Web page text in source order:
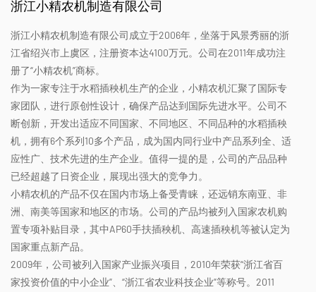
浙江小精农机制造有限公司
浙江小精农机制造有限公司成立于2006年，坐落于风景秀丽的浙
江省绍兴市上虞区，注册资本达4100万元。公司在2011年成功注
册了“小精农机”商标。
作为一家专注于水稻插秧机生产的企业，小精农机汇聚了国际专
家团队，进行原创性设计，确保产品达到国际先进水平。公司不
断创新，开发出适应不同国家、不同地区、不同品种的水稻插秧
机，拥有6个系列10多个产品，成为国内同行业中产品系列全、适
应性广、技术先进的生产企业。值得一提的是，公司的产品品种
已经超越了日资企业，展现出强大的竞争力。
小精农机的产品不仅在国内市场上备受青睐，还远销东南亚、非
洲、南美等国家和地区的市场。公司的产品均被列入国家农机购
置专项补贴目录，其中AP60手扶插秧机、高速插秧机等被认定为
国家重点新产品。
2009年，公司被列入国家产业振兴项目，2010年荣获“浙江省百
家投资价值的中小企业”、“浙江省农业科技企业”等称号。2011